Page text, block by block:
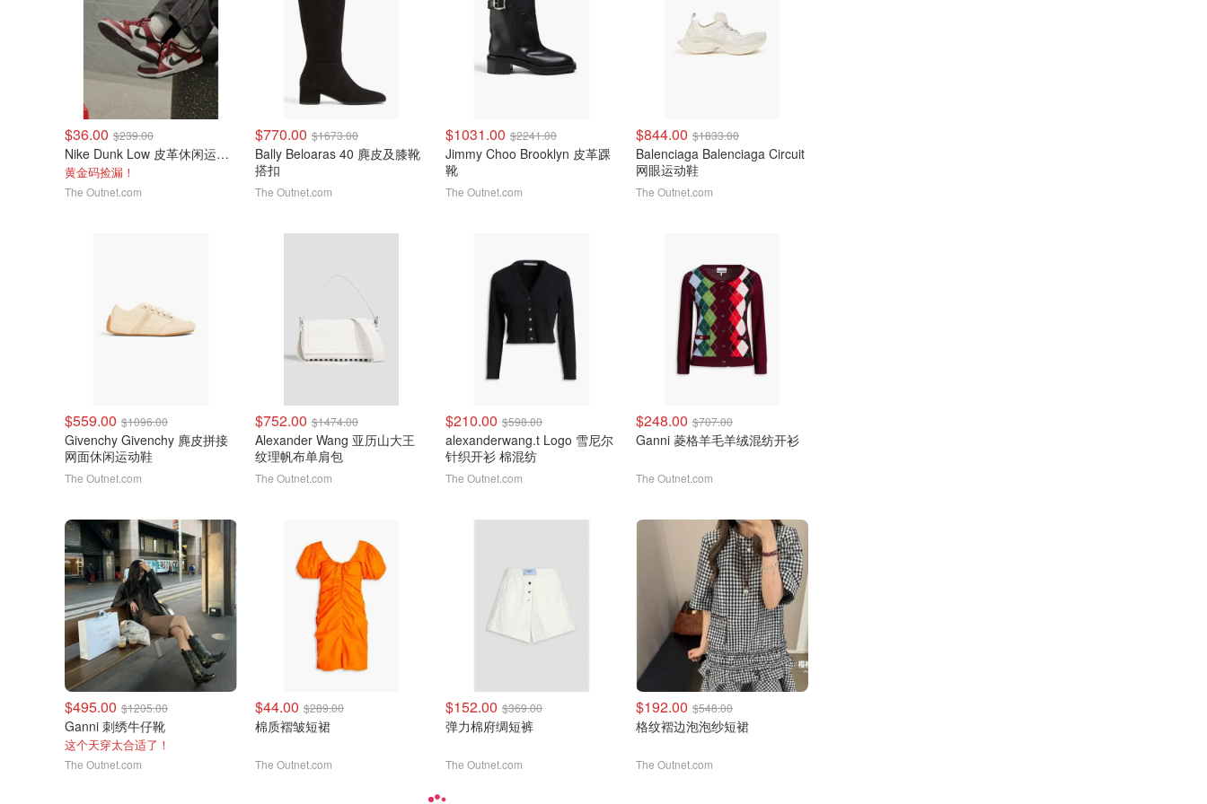
$36.00 $239.00
Nike Dunk Low 皮革休闲运动鞋
黄金码捡漏！
The Outnet.com
$770.00 $1673.00
Bally Beloaras 40 麂皮及膝靴
搭扣
The Outnet.com
$1031.00 $2241.00
Jimmy Choo Brooklyn 皮革踝
靴
The Outnet.com
$844.00 $1833.00
Balenciaga Balenciaga Circuit
网眼运动鞋
The Outnet.com
$559.00 $1096.00
Givenchy Givenchy 麂皮拼接
网面休闲运动鞋
The Outnet.com
$752.00 $1474.00
Alexander Wang 亚历山大王
纹理帆布单肩包
The Outnet.com
$210.00 $598.00
alexanderwang.t Logo 雪尼尔
针织开衫 棉混纺
The Outnet.com
$248.00 $707.00
Ganni 菱格羊毛羊绒混纺开衫
The Outnet.com
$495.00 $1205.00
Ganni 刺绣牛仔靴
这个天穿太合适了！
The Outnet.com
$44.00 $289.00
棉质褶皱短裙
The Outnet.com
$152.00 $369.00
弹力棉府绸短裤
The Outnet.com
$192.00 $548.00
格纹褶边泡泡纱短裙
The Outnet.com